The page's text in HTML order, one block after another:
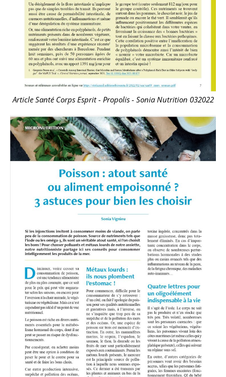
Article Santé Corps Esprit - Propolis - Sonia Nutrition 032022